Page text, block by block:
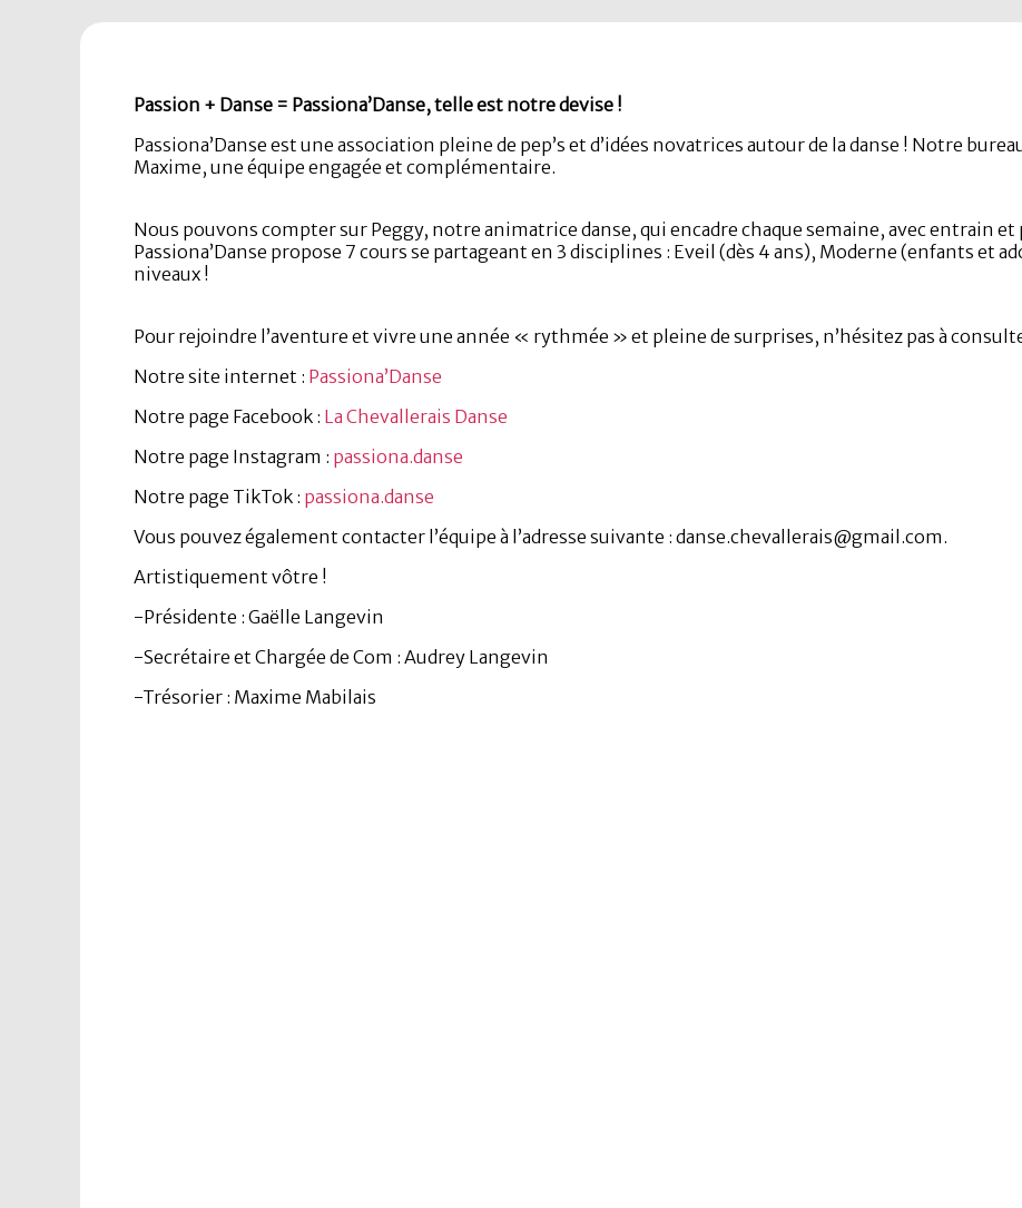
Passion + Danse = Passiona’Danse, telle est notre devise !
Passiona’Danse est une association pleine de pep’s et d’idées novatrices autour de la danse ! Notre
Maxime, une équipe engagée et complémentaire.
Nous pouvons compter sur Peggy, notre animatrice danse, qui encadre chaque semaine, avec entrain et
Passiona’Danse propose 7 cours se partageant en 3 disciplines : Eveil (dès 4 ans), Moderne (enfants et
niveaux !
Pour rejoindre l’aventure et vivre une année « rythmée » et pleine de surprises, n’hésitez pas à
Notre site internet : Passiona’Danse
Notre page Facebook : La Chevallerais Danse
Notre page Instagram : passiona.danse
Notre page TikTok : passiona.danse
Vous pouvez également contacter l’équipe à l’adresse suivante : danse.chevallerais@gmail.com.
Artistiquement vôtre !
-Présidente : Gaëlle Langevin
-Secrétaire et Chargée de Com : Audrey Langevin
-Trésorier : Maxime Mabilais